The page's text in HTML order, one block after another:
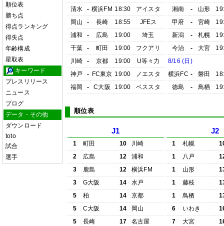
順位表
勝ち点
得点ランキング
得失点
年齢構成
星取表
キーワード
プレスリリース
ニュース
ブログ
データ・その他
ダウンロード
toto
試合
選手
清水
- 横浜FM 18:30
アイスタ
岡山
- 長崎 18:55
JFEス
浦和
- 広島 19:00
埼玉
千葉
- 町田 19:00
フクアリ
川崎
- 京都 19:00
U等々力
神戸
- FC東京 19:00
ノエスタ
福岡
- C大阪 19:00 ベススタ
湘南
- 山形
甲府
- 宮崎
新潟
- 札幌
今治
- 大宮
8/16 (日)
横浜FC - 磐田
徳島
- 鳥栖
順位表
J1
1 町田 10
川崎
2
広島 12
浦和
3
鹿島 12
横浜FM
3
G大阪 14
水戸
5
柏 14
京都
5
C大阪 14
岡山
5
長崎 17
名古屋
J2
1 札幌
1
八戸
1
山形
1
藤枝
1
鳥栖
6
いわき
7
大宮